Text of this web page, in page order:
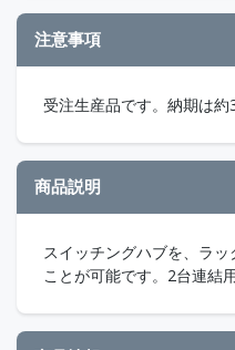
注意事項
受注生産品です。納期は約
商品説明
スイッチングハブを、ラ
ことが可能です。2台連結用